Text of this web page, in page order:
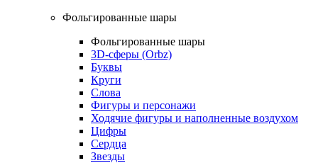
Фольгированные шары
Фольгированные шары
3D-сферы (Orbz)
Буквы
Круги
Слова
Фигуры и персонажи
Ходячие фигуры и наполненные воздухом
Цифры
Сердца
Звезды